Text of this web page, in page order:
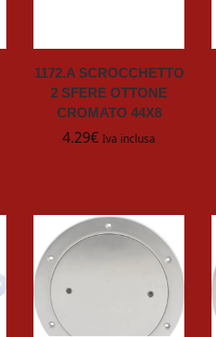
1172.A SCROCCHETTO
2 SFERE OTTONE
CROMATO 44X8
4.29€ Iva inclusa